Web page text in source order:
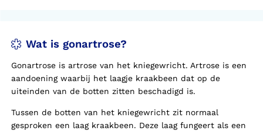
Wat is gonartrose?
Gonartrose is artrose van het kniegewricht. Artrose is een
aandoening waarbij het laagje kraakbeen dat op de
uiteinden van de botten zitten beschadigd is.
Tussen de botten van het kniegewricht zit normaal
gesproken een laag kraakbeen. Deze laag fungeert als een